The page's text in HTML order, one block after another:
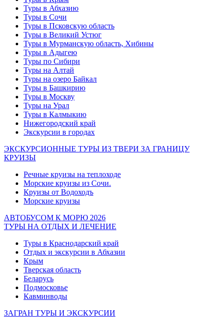
Туры в Абхазию
Туры в Сочи
Туры в Псковскую область
Туры в Великий Устюг
Туры в Мурманскую область, Хибины
Туры в Адыгею
Туры по Сибири
Туры на Алтай
Туры на озеро Байкал
Туры в Башкирию
Туры в Москву
Туры на Урал
Туры в Калмыкию
Нижегородский край
Экскурсии в городах
ЭКСКУРСИОННЫЕ ТУРЫ ИЗ ТВЕРИ ЗА ГРАНИЦУ
КРУИЗЫ
Речные круизы на теплоходе
Морские круизы из Сочи.
Круизы от Водоходъ
Морские круизы
АВТОБУСОМ К МОРЮ 2026
ТУРЫ НА ОТДЫХ И ЛЕЧЕНИЕ
Туры в Краснодарский край
Отдых и экскурсии в Абхазии
Крым
Тверская область
Беларусь
Подмосковье
Кавминводы
ЗАГРАН ТУРЫ И ЭКСКУРСИИ